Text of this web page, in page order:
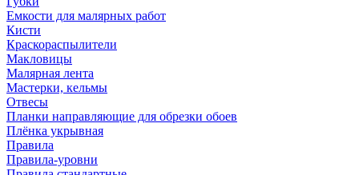
Емкости для малярных работ
Кисти
Краскораспылители
Макловицы
Малярная лента
Мастерки, кельмы
Отвесы
Планки направляющие для обрезки обоев
Плёнка укрывная
Правила
Правила-уровни